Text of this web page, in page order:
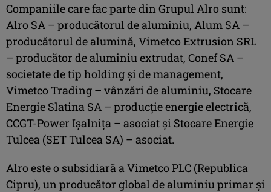
Companiile care fac parte din Grupul Alro sunt:
Alro SA – producătorul de aluminiu, Alum SA –
producătorul de alumină, Vimetco Extrusion SRL
– producător de aluminiu extrudat, Conef SA –
societate de tip holding şi de management,
Vimetco Trading – vânzări de aluminiu, Stocare
Energie Slatina SA – producţie energie electrică,
CCGT-Power Işalniţa – asociat şi Stocare Energie
Tulcea (SET Tulcea SA) – asociat.
Alro este o subsidiară a Vimetco PLC (Republica
Cipru), un producător global de aluminiu primar şi